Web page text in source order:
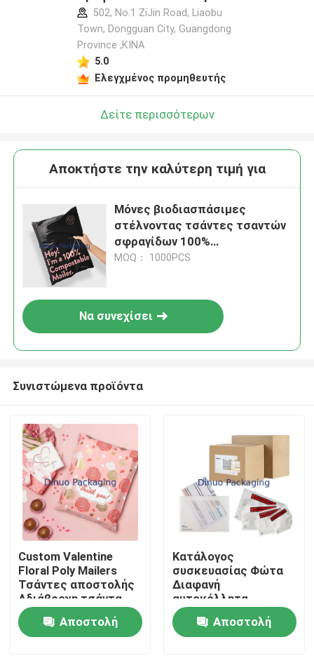
Σπίτι
Προϊόντα
502, No.1 ZiJin Road, Liaobu
Town, Dongguan City, Guangdong
Province ,ΚΙΝΑ
5.0
Ελεγχμένος προμηθευτής
Δείτε περισσότερων
Αποκτήστε την καλύτερη τιμή για
Μόνες βιοδιασπάσιμες
στέλνοντας τσάντες τσαντών
σφραγίδων 100%
λιπασματοποιήσιμες πολυ
MOQ： 1000PCS
Να συνεχίσει
Συνιστώμενα προϊόντα
Custom Valentine
Floral Poly Mailers
Τσάντες αποστολής
Αδιάβροχη τσάντα
αποστολής για
συσκευασίαΑποστολή
Κατάλογος
συσκευασίας Φώτα
Διαφανή
αυτοκόλλητα
Σκανάρισμα Ετικέτες
αποστολής Φώτα
Τσέπες
Αποστολή